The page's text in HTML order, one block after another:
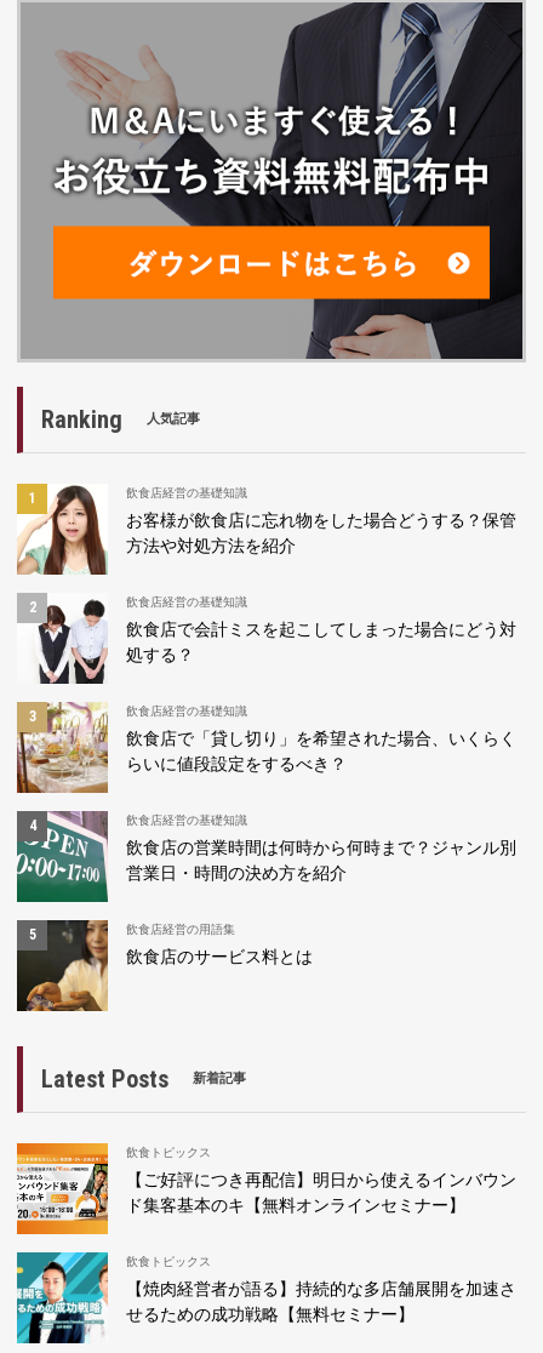
Ranking 人気記事
飲食店経営の基礎知識
お客様が飲食店に忘れ物をした場合どうする？保管
方法や対処方法を紹介
飲食店経営の基礎知識
飲食店で会計ミスを起こしてしまった場合にどう対
処する？
飲食店経営の基礎知識
飲食店で「貸し切り」を希望された場合、いくらく
らいに値段設定をするべき？
飲食店経営の基礎知識
飲食店の営業時間は何時から何時まで？ジャンル別
営業日・時間の決め方を紹介
飲食店経営の用語集
飲食店のサービス料とは
Latest Posts 新着記事
飲食トピックス
【ご好評につき再配信】明日から使えるインバウン
ド集客基本のキ【無料オンラインセミナー】
飲食トピックス
【焼肉経営者が語る】持続的な多店舗展開を加速さ
せるための成功戦略【無料セミナー】